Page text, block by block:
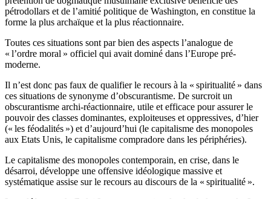
pétrodollars et de l’amitié politique de Washington, en constitue la
forme la plus archaïque et la plus réactionnaire.
Toutes ces situations sont par bien des aspects l’analogue de
« l’ordre moral » officiel qui avait dominé dans l’Europe pré-
moderne.
Il n’est donc pas faux de qualifier le recours à la « spiritualité » dans
ces situations de synonyme d’obscurantisme. De surcroit un
obscurantisme archi-réactionnaire, utile et efficace pour assurer le
pouvoir des classes dominantes, exploiteuses et oppressives, d’hier
(« les féodalités ») et d’aujourd’hui (le capitalisme des monopoles
aux Etats Unis, le capitalisme compradore dans les périphéries).
Le capitalisme des monopoles contemporain, en crise, dans le
désarroi, développe une offensive idéologique massive et
systématique assise sur le recours au discours de la « spiritualité ».